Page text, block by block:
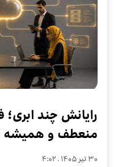
رایانش چند
منعطف و همیشه
۳۰ تير ۱۴۰۵ . ۴:۰۲